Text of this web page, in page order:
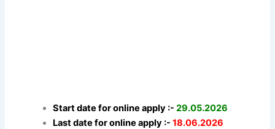
Start date for online apply :-29.05.2026
Last date for online apply :-18.06.2026